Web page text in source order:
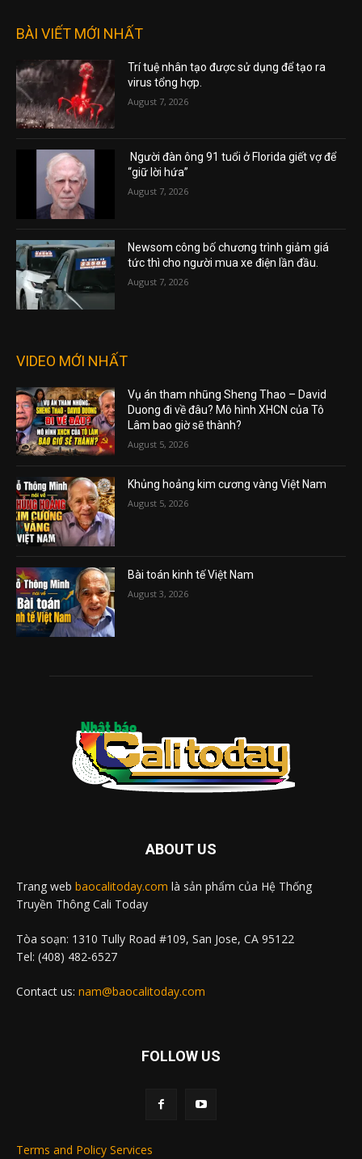
BÀI VIẾT MỚI NHẤT
Trí tuệ nhân tạo được sử dụng để tạo ra
virus tổng hợp.
August 7, 2026
Người đàn ông 91 tuổi ở Florida giết vợ để
“giữ lời hứa”
August 7, 2026
Newsom công bố chương trình giảm giá
tức thì cho người mua xe điện lần đầu.
August 7, 2026
VIDEO MỚI NHẤT
Vụ án tham nhũng Sheng Thao – David
Duong đi về đâu? Mô hình XHCN của Tô
Lâm bao giờ sẽ thành?
August 5, 2026
Khủng hoảng kim cương vàng Việt Nam
August 5, 2026
Bài toán kinh tế Việt Nam
August 3, 2026
ABOUT US
Trang web baocalitoday.com là sản phẩm của Hệ Thống
Truyền Thông Cali Today
Tòa soạn: 1310 Tully Road #109, San Jose, CA 95122
Tel: (408) 482-6527
Contact us: nam@baocalitoday.com
FOLLOW US
Terms and Policy Services